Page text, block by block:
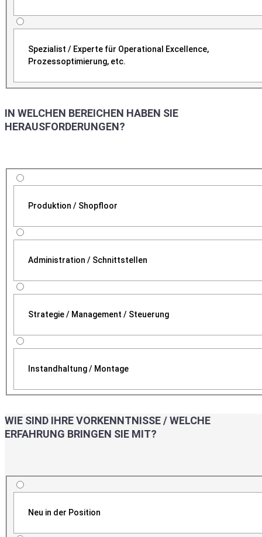
Spezialist / Experte für Operational Excellence,
Prozessoptimierung, etc.
IN WELCHEN BEREICHEN HABEN SIE
HERAUSFORDERUNGEN?
Produktion / Shopfloor
Administration / Schnittstellen
Strategie / Management / Steuerung
Instandhaltung / Montage
WIE SIND IHRE VORKENNTNISSE / WELCHE
ERFAHRUNG BRINGEN SIE MIT?
Neu in der Position